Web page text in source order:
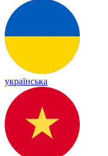
українська